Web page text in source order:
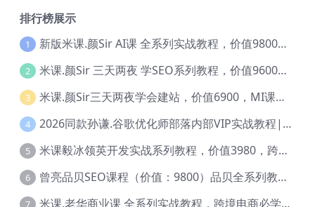
排行榜展示
1 新版米课.颜Sir AI课 全系列实战教程，价值9800，跨境首选！【Ag-0052】
2 米课.颜Sir 三天两夜 学SEO系列教程，价值9600元，跨境人都在学 【Ag-0056】
3 米课.颜Sir三天两夜学会建站，价值6900，MI课甄选课程 【Ag-0055】
4 2026同款孙谦.谷歌优化师部落内部VIP实战教程|价值4999元全网独家解码（官方报名版本）【@034】
5 米课毅冰领英开发实战系列教程，价值3980，跨境必选【Ag-0049】
6 曾亮品贝SEO课程（价值：9800）品贝全系列教程 【Ab-0022】
7 米课.老华商业课 全系列实战教程，跨境电商必学，价值16900元【Ag-0053】